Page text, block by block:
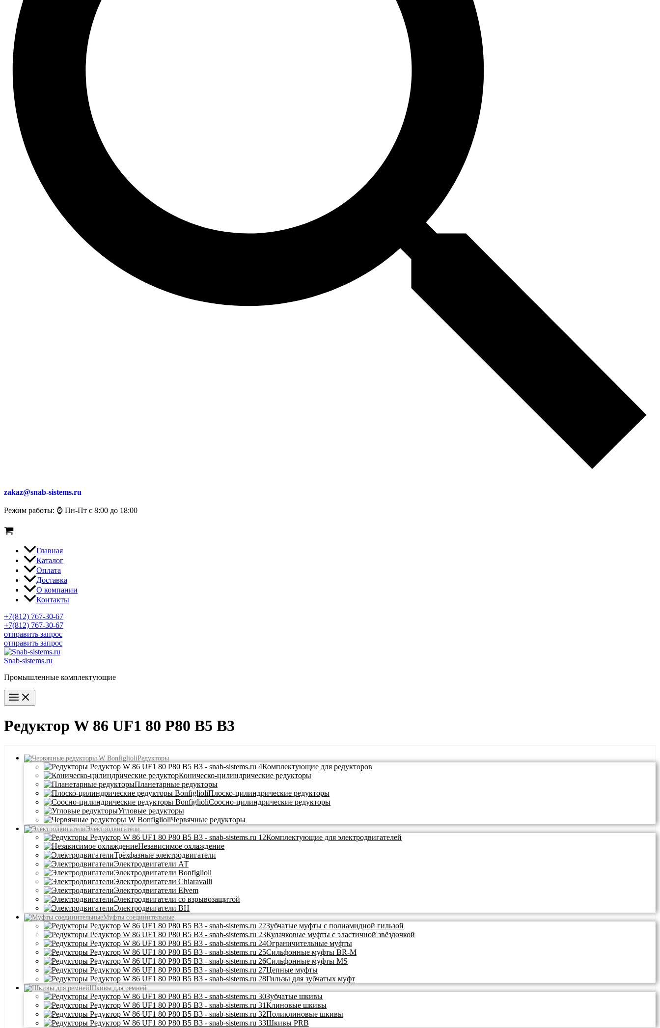
zakaz@snab-sistems.ru
Режим работы: ⌚ Пн-Пт с 8:00 до 18:00
Главная
Каталог
Оплата
Доставка
О компании
Контакты
+7(812) 767-30-67
+7(812) 767-30-67
отправить запрос
отправить запрос
Snab-sistems.ru
Промышленные комплектующие
Main
Menu
Редуктор W 86 UF1 80 P80 B5 B3
Редукторы
Комплектующие для редукторов
Коническо-цилиндрические редукторы
Планетарные редукторы
Плоско-цилиндрические редукторы
Соосно-цилиндрические редукторы
Угловые редукторы
Червячные редукторы
Электродвигатели
Комплектующие для электродвигателей
Независимое охлаждение
Трёхфазные электродвигатели
Электродвигатели АТ
Электродвигатели Bonfiglioli
Электродвигатели Chiaravalli
Электродвигатели Elvem
Электродвигатели со взрывозащитой
Электродвигатели BH
Муфты соединительные
Зубчатые муфты с полиамидной гильзой
Кулачковые муфты с эластичной звёздочкой
Ограничительные муфты
Сильфонные муфты BR-M
Сильфонные муфты MS
Цепные муфты
Гильзы для зубчатых муфт
Шкивы для ремней
Зубчатые шкивы
Клиновые шкивы
Поликлиновые шкивы
Шкивы PRB